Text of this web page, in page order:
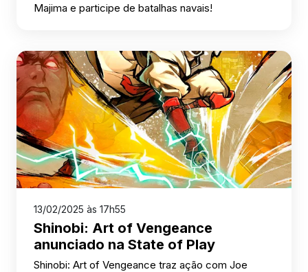
Majima e participe de batalhas navais!
13/02/2025 às 17h55
Shinobi: Art of Vengeance
anunciado na State of Play
Shinobi: Art of Vengeance traz ação com Joe